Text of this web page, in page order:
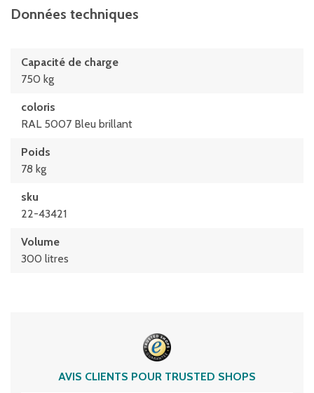
Données techniques
Capacité de charge
750 kg
coloris
RAL 5007 Bleu brillant
Poids
78 kg
sku
22-43421
Volume
300 litres
AVIS CLIENTS POUR TRUSTED SHOPS